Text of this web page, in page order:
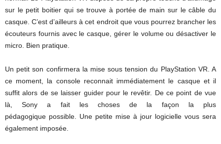
sur le petit boitier qui se trouve à portée de main sur le câble du
casque. C’est d’ailleurs à cet endroit que vous pourrez brancher les
écouteurs fournis avec le casque, gérer le volume ou désactiver le
micro. Bien pratique.
Un petit son confirmera la mise sous tension du PlayStation VR. A
ce moment, la console reconnait immédiatement le casque et il
suffit alors de se laisser guider pour le revêtir. De ce point de vue
là, Sony a fait les choses de la façon la plus
pédagogique possible. Une petite mise à jour logicielle vous sera
également imposée.